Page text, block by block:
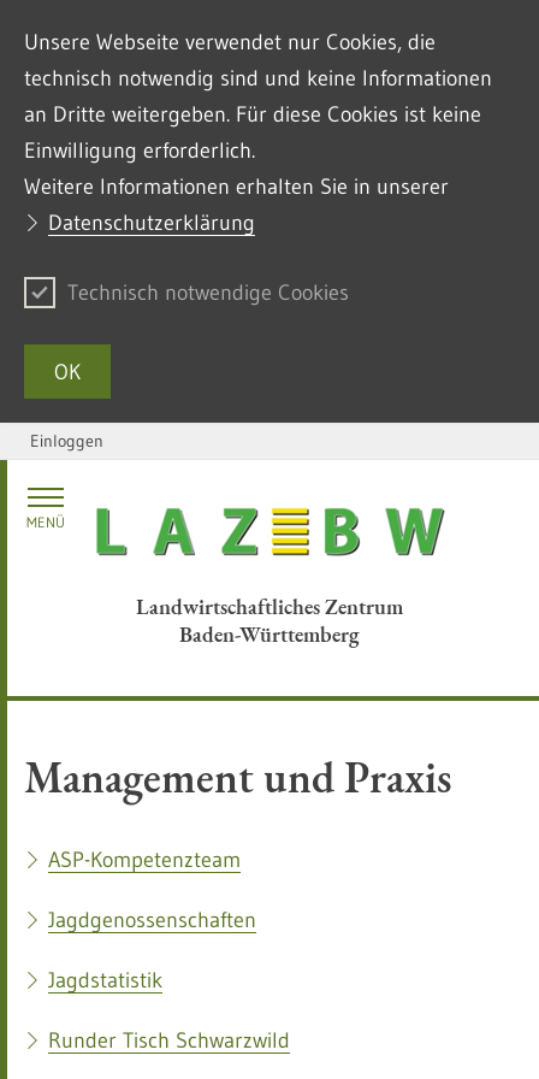
Unsere Webseite verwendet nur Cookies, die
technisch notwendig sind und keine Informationen
an Dritte weitergeben. Für diese Cookies ist keine
Einwilligung erforderlich.
Weitere Informationen erhalten Sie in unserer
Datenschutzerklärung
Technisch notwendige Cookies
OK
Zum Inhalt springen
Einloggen
Landwirtschaftliches Zentrum
Baden-Württemberg
MENÜ
Management und Praxis
ASP-Kompetenzteam
Jagdgenossenschaften
Jagdstatistik
Runder Tisch Schwarzwild